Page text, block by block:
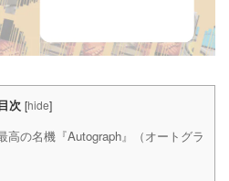
次 [hide]
高の名機『Autograph』（オートグラ